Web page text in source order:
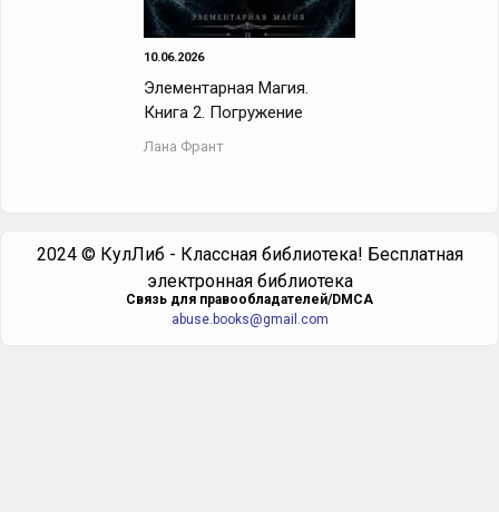
10.06.2026
Элементарная Магия.
Книга 2. Погружение
Лана Франт
2024 © КулЛиб - Классная библиотека! Бесплатная
электронная библиотека
Cвязь для правообладателей/DMCA
abuse.books@gmail.com